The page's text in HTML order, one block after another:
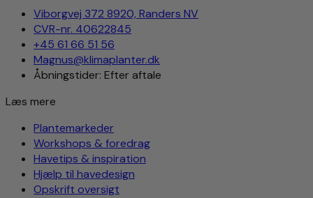
Viborgvej 372 8920, Randers NV
CVR-nr. 40622845
+45 61 66 51 56
Magnus@klimaplanter.dk
Åbningstider: Efter aftale
Læs mere
Plantemarkeder
Workshops & foredrag
Havetips & inspiration
Hjælp til havedesign
Opskrift oversigt